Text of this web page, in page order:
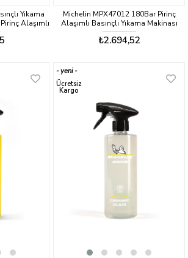
Yıkama
Alaşımlı
Püskürtme
Michelin MPX47012 180Bar Pirinç
Alaşımlı Basınçlı Yıkama Makinası
Tabancası
₺2.694,52
yeni
ürün
Ücretsiz
Kargo